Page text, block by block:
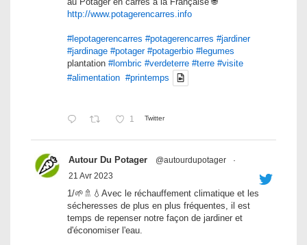
http://www.potagerencarres.info
#lepotagerencarres #potagerencarres #jardiner
#jardinage #potager #potagerbio #legumes
plantation #lombric #verdeterre #terre #visite
#alimentation #printemps
1 Twitter
Autour Du Potager @autourdupotager
·
21 Avr 2023
1/🌱🚿💧Avec le réchauffement climatique et les
sécheresses de plus en plus fréquentes, il est
temps de repenser notre façon de jardiner et
d'économiser l'eau.